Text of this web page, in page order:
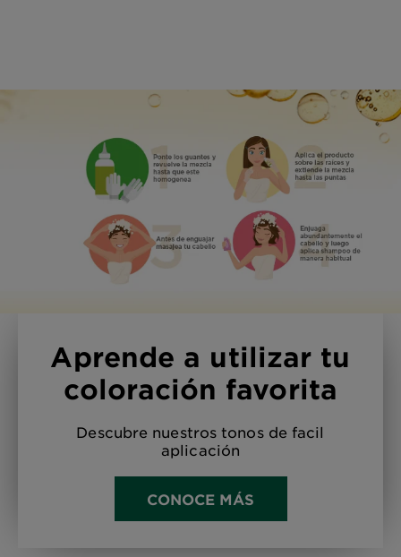
Aprende a utilizar tu
coloración favorita
Descubre nuestros tonos de facil
aplicación
CONOCE MÁS